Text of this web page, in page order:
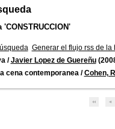
'CONSTRUCCION'
Generar el flujo rss de la
/Javier Lopez de Guereñu
cena contemporanea/Cohen,